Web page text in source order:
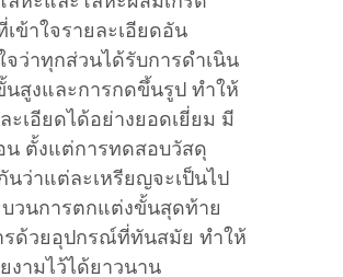
ข้าใจรายละเอียดอัน
ว่าทุกส่วนได้รับการดำเนิน
สูงและการกดขึ้นรูป ทำให้
เอียดได้อย่างยอดเยี่ยม มี
ตั้งแต่การทดสอบวัสดุ
ว่าแต่ละเหรียญจะเป็นไป
วนการตกแต่งขั้นสุดท้าย
รด้วยอุปกรณ์ที่ทันสมัย ทำให้
ามไว้ได้ยาวนาน